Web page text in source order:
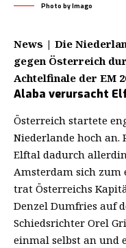
Photo by Imago
News | Die
gegen Österreich
Achtelfinale der EM
Alaba verursacht
Österreich startete
Niederlande hoch an.
Elftal dadurch
Amsterdam sich zum
trat Österreichs
Denzel Dumfries auf
Schiedsrichter Orel
einmal selbst an und